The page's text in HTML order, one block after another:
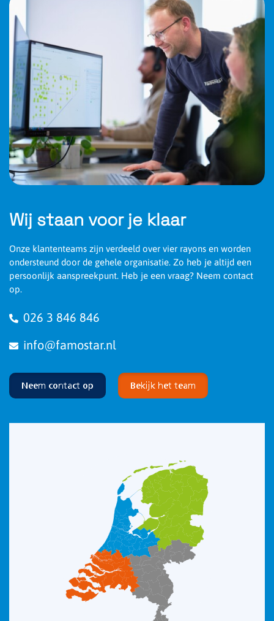
Wij staan voor je klaar
Onze klantenteams zijn verdeeld over vier rayons en worden
ondersteund door de gehele organisatie. Zo heb je altijd een
persoonlijk aanspreekpunt. Heb je een vraag? Neem contact
op.
026 3 846 846
info@famostar.nl
Neem contact op Bekijk het team